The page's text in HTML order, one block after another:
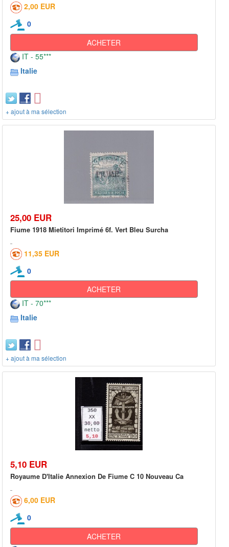
2,00 EUR
0
ACHETER
IT - 55***
Italie
+ ajout à ma sélection
25,00 EUR
Fiume 1918 Mietitori Imprimé 6f. Vert Bleu Surcha
11,35 EUR
0
ACHETER
IT - 70***
Italie
+ ajout à ma sélection
5,10 EUR
Royaume D'Italie Annexion De Fiume C 10 Nouveau Ca
6,00 EUR
0
ACHETER